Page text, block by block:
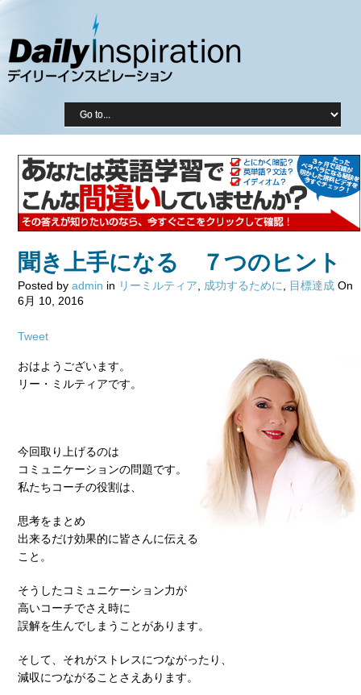
聞き上手になる ７つのヒント
Posted by admin in リーミルティア 成功するために 目標達成 On
6月 10, 2016
Tweet
おはようございます。
リー・ミルティアです。
今回取り上げるのは
コミュニケーションの問題です。
私たちコーチの役割は、
思考をまとめ
出来るだけ効果的に皆さんに伝える
こと。
そうしたコミュニケーション力が
高いコーチでさえ時に
誤解を生んでしまうことがあります。
そして、それがストレスにつながったり、
減収につながることさえあります。